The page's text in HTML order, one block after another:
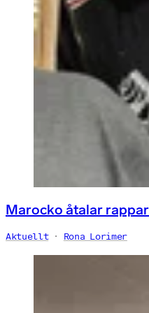
Marocko åtalar
Aktuellt Rona Lorimer